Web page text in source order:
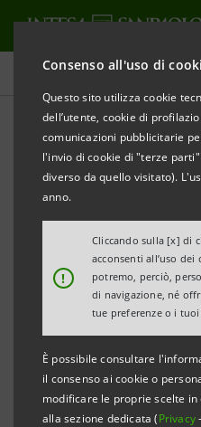
Consenso all'uso di
Questo sito utilizza cookie
dell’utente, cookie di
comunicazioni pubblicitarie
l'invio di cookie di "terze
diverso da quello visitato).
anno.
!
Cliccando sulla [x] di
acconsenti all’uso
potremo, perciò,
di navigazione, né
tue preferenze o i
È possibile consultare
il consenso ai cookie o
modificare le proprie scelte
alla sezione dedicata (Privacy-
Tutti i progetti
SOCIALE
Sharing
Energetiche